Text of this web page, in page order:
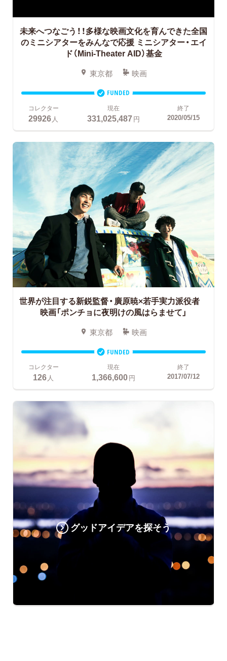
未来へつなごう！！多様な映画文化を育んできた全国
のミニシアターをみんなで応援ミニシアター・エイ
ド（Mini-Theater AID）基金
東京都 映画
FUNDED
コレクター
29926 人
現在
331,025,487円
終了
2020/05/15
世界が注目する新鋭監督・廣原暁×若手実力派役者
映画「ポンチョに夜明けの風はらませて」
東京都 映画
FUNDED
コレクター
126人
現在
1,366,600円
終了
2017/07/12
グッドアイデアを探そう